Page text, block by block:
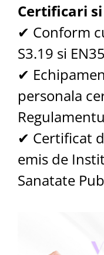
Certificari
✔ Conform
S3.19 si
✔
personala
✔ Certificat
emis de
Sanatate